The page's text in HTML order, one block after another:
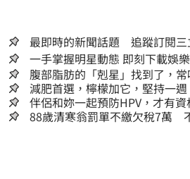
最即時的新聞話題 追蹤訂閱三
一手掌握明星動態 即刻
腹部脂肪的「剋星」找到了，
囊，瘦出小蠻腰
減肥首選，檸檬加它，堅持一
人生
伴侶和妳一起預防HPV，才有資
88歲清寒翁罰單不繳欠稅7萬